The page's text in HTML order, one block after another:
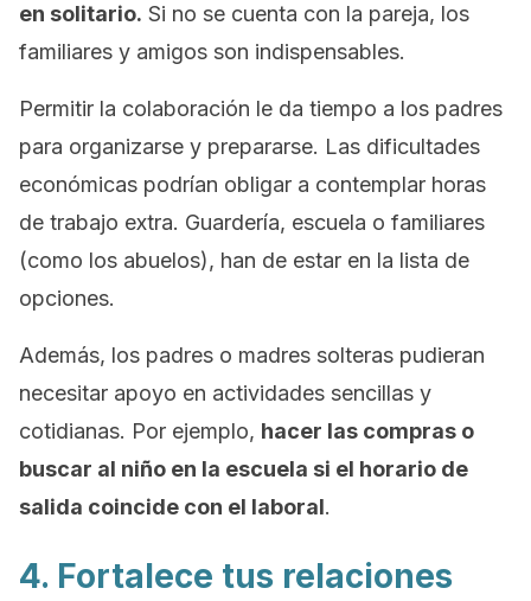
en solitario. Si no se cuenta con la pareja, los
familiares y amigos son indispensables.
Permitir la colaboración le da tiempo a los padres
para organizarse y prepararse. Las dificultades
económicas podrían obligar a contemplar horas
de trabajo extra. Guardería, escuela o familiares
(como los abuelos), han de estar en la lista de
opciones.
Además, los padres o madres solteras pudieran
necesitar apoyo en actividades sencillas y
cotidianas. Por ejemplo, hacer las compras o
buscar al niño en la escuela si el horario de
salida coincide con el laboral.
4. Fortalece tus relaciones